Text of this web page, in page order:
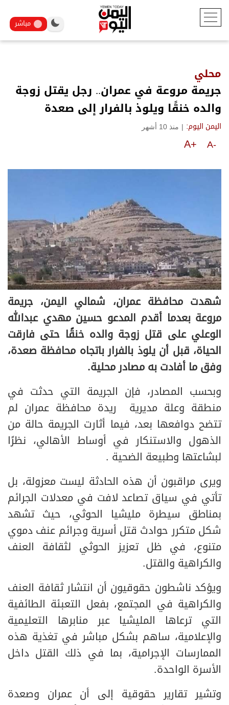
مباشر
محلي
جريمة مروعة في عمران.. رجل يقتل زوجة
والده خنقًا ويلوذ بالفرار إلى صعدة
اليمن اليوم: | منذ 10 أشهر
A-
A+
شهدت محافظة عمران، شمالي اليمن، جريمة
مروعة بعدما أقدم المدعو حسين مهدي عبدالله
الوعلي على قتل زوجة والده خنقًا حتى فارقت
الحياة، قبل أن يلوذ بالفرار باتجاه محافظة صعدة،
وفق ما أفادت به مصادر محلية.
وبحسب المصادر، فإن الجريمة التي حدثت في
منطقة وعلة مديرية ريدة محافظة عمران لم
تتضح دوافعها بعد، فيما أثارت الجريمة حالة من
الذهول والاستنكار في أوساط الأهالي، نظرًا
لبشاعتها وطبيعة الضحية .
ويرى مراقبون أن هذه الحادثة ليست معزولة، بل
تأتي في سياق تصاعد لافت في معدلات الجرائم
بمناطق سيطرة مليشيا الحوثي، حيث تشهد
شكل متكرر حوادث قتل أسرية وجرائم عنف دموي
متنوع، في ظل تعزيز الحوثي لثقافة العنف
والكراهية والقتل.
ويؤكد ناشطون حقوقيون أن انتشار ثقافة العنف
والكراهية في المجتمع، بفعل التعبئة الطائفية
التي ترعاها المليشيا عبر منابرها التعليمية
والإعلامية، ساهم بشكل مباشر في تغذية هذه
الممارسات الإجرامية، بما في ذلك القتل داخل
الأسرة الواحدة.
وتشير تقارير حقوقية إلى أن عمران وصعدة